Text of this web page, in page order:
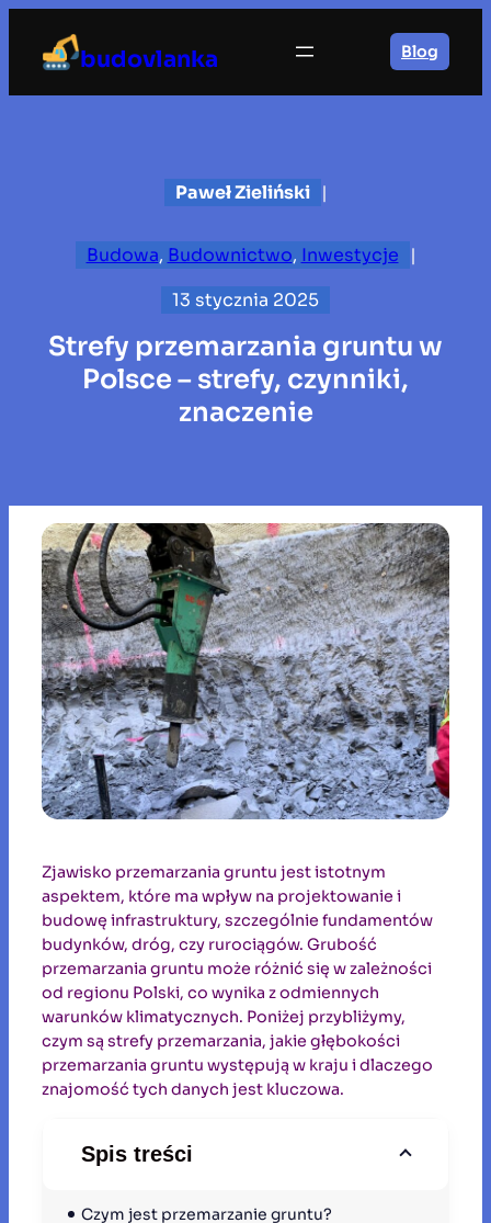
treści
budovlanka Blog
Paweł Zieliński |
Budowa, Budownictwo, Inwestycje
|
13 stycznia 2025
Strefy przemarzania gruntu w
Polsce – strefy, czynniki,
znaczenie
Zjawisko przemarzania gruntu jest istotnym
aspektem, które ma wpływ na projektowanie i
budowę infrastruktury, szczególnie fundamentów
budynków, dróg, czy rurociągów. Grubość
przemarzania gruntu może różnić się w zależności
od regionu Polski, co wynika z odmiennych
warunków klimatycznych. Poniżej przybliżymy,
czym są strefy przemarzania, jakie głębokości
przemarzania gruntu występują w kraju i dlaczego
znajomość tych danych jest kluczowa.
Spis treści
Czym jest przemarzanie gruntu?